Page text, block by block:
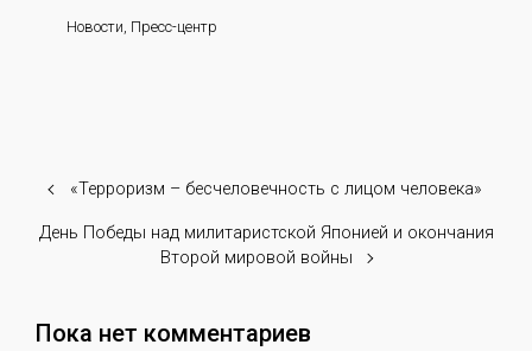
Новости, Пресс-центр
«Терроризм – бесчеловечность с лицом человека»
День Победы над милитаристской Японией и окончания
Второй мировой войны
Пока нет комментариев